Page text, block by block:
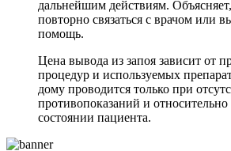
дальнейшим действиям.
повторно связаться с врачом или
помощь.
Цена вывода из запоя зависит от
процедур и используемых
дому проводится только при
противопоказаний и
состоянии пациента.